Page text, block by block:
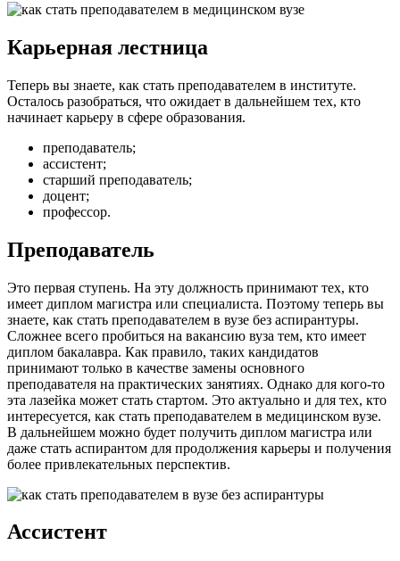
Карьерная лестница
Теперь вы знаете, как стать преподавателем в институте.
Осталось разобраться, что ожидает в дальнейшем тех, кто
начинает карьеру в сфере образования.
преподаватель;
ассистент;
старший преподаватель;
доцент;
профессор.
Преподаватель
Это первая ступень. На эту должность принимают тех, кто
имеет диплом магистра или специалиста. Поэтому теперь вы
знаете, как стать преподавателем в вузе без аспирантуры.
Сложнее всего пробиться на вакансию вуза тем, кто имеет
диплом бакалавра. Как правило, таких кандидатов
принимают только в качестве замены основного
преподавателя на практических занятиях. Однако для кого-то
эта лазейка может стать стартом. Это актуально и для тех, кто
интересуется, как стать преподавателем в медицинском вузе.
В дальнейшем можно будет получить диплом магистра или
даже стать аспирантом для продолжения карьеры и получения
более привлекательных перспектив.
Ассистент